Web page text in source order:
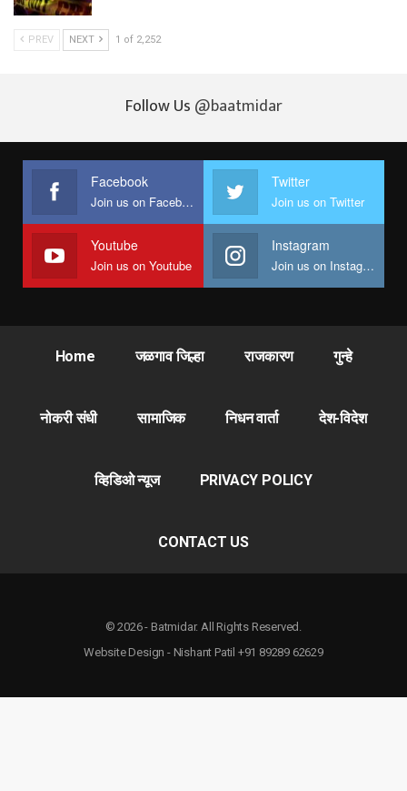
PREV NEXT 1 of 2,252
Follow Us @baatmidar
Facebook
Join us on Facebook
Twitter
Join us on Twitter
Youtube
Join us on Youtube
Instagram
Join us on Instagram
Home जळगाव जिल्हा राजकारण गुन्हे
नोकरी संधी सामाजिक निधन वार्ता देश-विदेश
व्हिडिओ न्यूज PRIVACY POLICY
CONTACT US
© 2026 - Batmidar. All Rights Reserved.
Website Design - Nishant Patil +91 89289 62629